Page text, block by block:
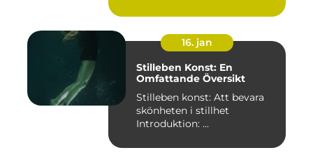
16. jan
Stilleben Konst: En
Omfattande Översikt
Stilleben konst: Att bevara
skönheten i stillhet
Introduktion: ...